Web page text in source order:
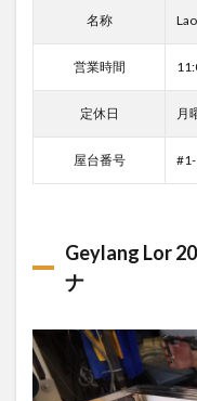
名称
営業時間
定休日 月
屋台番号
Geylang Lor
ナ